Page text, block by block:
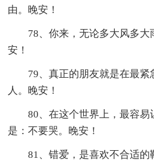
由。晚安！
78、你来，无论多大风多
安！
79、真正的朋友就是在最紧
人。晚安！
80、在这个世界上，最容
是：不要哭。晚安！
81、错爱，是喜欢不合适